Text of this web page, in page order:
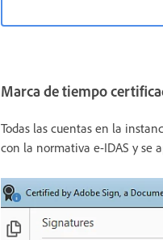
Marca de tiempo
Todas las cuentas en la
con la normativa e-IDAS y se